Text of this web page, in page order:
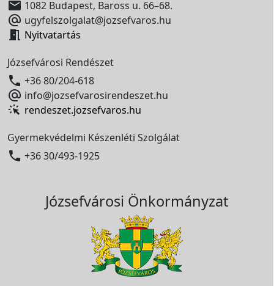
 1082 Budapest, Baross u. 66–68.
 ugyfelszolgalat@jozsefvaros.hu
 Nyitvatartás
Józsefvárosi Rendészet
 +36 80/204-618
 info@jozsefvarosirendeszet.hu
rendeszet.jozsefvaros.hu
Gyermekvédelmi Készenléti Szolgálat
 +36 30/493-1925
Józsefvárosi Önkormányzat